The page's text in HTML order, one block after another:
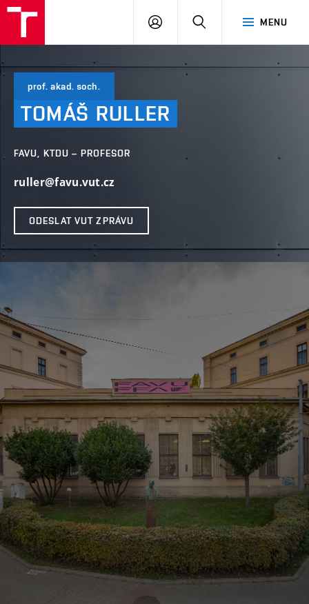
MENU
PŘIHLÁSIT
prof. akad. soch.
TOMÁŠ RULLER
FAVU, KTDU – PROFESOR
ruller@favu.vut.cz
ODESLAT VUT ZPRÁVU